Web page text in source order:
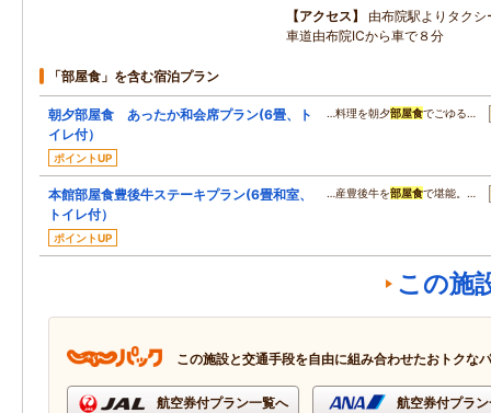
アクセス
由布院駅よりタク
車道由布院ICから車で８分
「部屋食」を含む宿泊プラン
朝夕部屋食 あったか和会席プラン(6畳、ト
イレ付）
ポイントUP
…料理を朝夕部屋食でごゆる…
本館部屋食豊後牛ステーキプラン(6畳和室、
トイレ付）
ポイントUP
…産豊後牛を部屋食で堪能。…
この施
この施設と交通手段を自由に組み合わせたおトクな
航空券付プラン一覧へ 航空券付プラ